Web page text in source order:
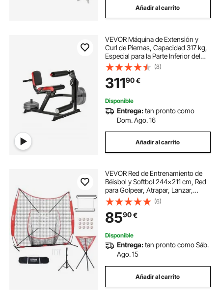
Añadir al carrito
VEVOR Máquina de Extensión y
Curl de Piernas, Capacidad 317 kg,
Especial para la Parte Inferior del
Cuerpo, para Muslos, Equipo de
Pesas para Entrenamiento en
Gimnasio Casa, 1110 x 910 x 905
mm
(8)
31190€
Disponible
Entrega:tan pronto como
Dom. Ago. 16
Añadir al carrito
VEVOR Red de Entrenamiento de
Béisbol y Softbol 244x211 cm, Red
para Golpear, Atrapar, Lanzar,
Equipo de Béisbol con Estructura en
Arco, Bolsa de Transporte, Zona de
Golpe, 12 Bolas, Tee, Colector
(6)
8590€
Disponible
Entrega:tan pronto como Sáb.
Ago. 15
Añadir al carrito